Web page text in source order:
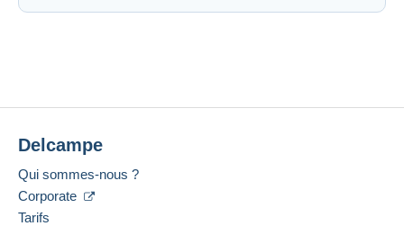
Delcampe
Qui sommes-nous ?
Corporate
Tarifs